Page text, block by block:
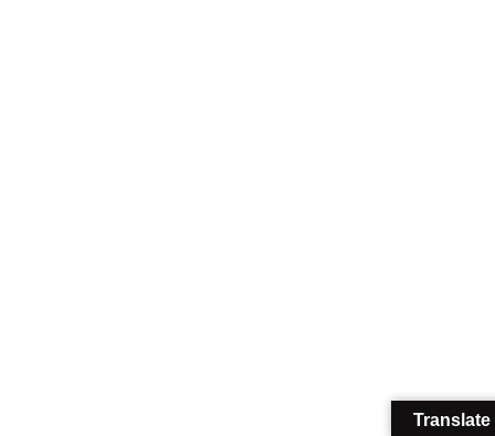
Translate